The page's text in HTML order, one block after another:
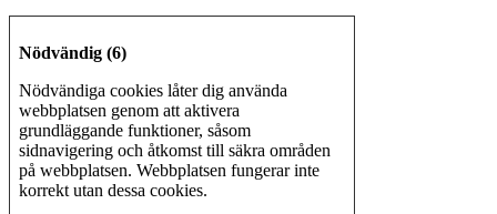
Nödvändig (6)
Nödvändiga cookies låter dig använda
webbplatsen genom att aktivera
grundläggande funktioner, såsom
sidnavigering och åtkomst till säkra områden
på webbplatsen. Webbplatsen fungerar inte
korrekt utan dessa cookies.